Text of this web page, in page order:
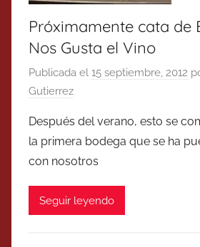
Próximamente cata de
Nos Gusta el Vino
Publicada el 15 septiembre, 2012
Gutierrez
Después del verano, esto se
la primera bodega que se ha
con nosotros
Seguir leyendo